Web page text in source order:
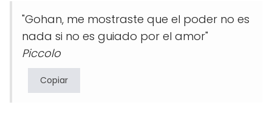
"Gohan, me mostraste que el poder no es
nada si no es guiado por el amor"
Piccolo
Copiar